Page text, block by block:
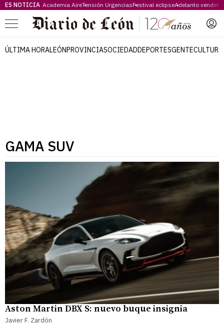
ES NOTICIA Academia AireTensión UrgenciasFestival eclipseAdelanto
Menú
ÚLTIMA HORALEÓNPROVINCIASOCIEDADDEPORTESGENTECULTURA
GAMA SUV
Aston Martin DBX S: nuevo buque insignia
Javier F. Zardón